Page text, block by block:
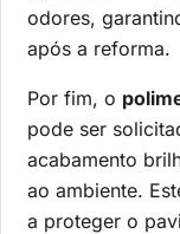
odores,
após a reforma.
Por fim, o
pode ser
acabamento
ao ambiente.
a proteger o